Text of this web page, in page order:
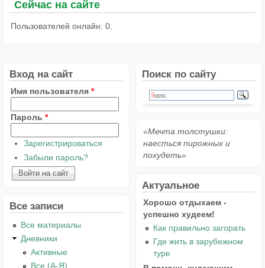
Сейчас на сайте
Пользователей онлайн: 0.
Вход на сайт
Имя пользователя *
Пароль *
Зарегистрироваться
Забыли пароль?
Все записи
Все материалы
Дневники
Активные
Все (А-Я)
Поиск по сайту
«Мечта толстушки:
наесться пирожных и
похудеть»
Актуальное
Хорошо отдыхаем -
успешно худеем!
Как правильно загорать
Где жить в зарубежном
туре